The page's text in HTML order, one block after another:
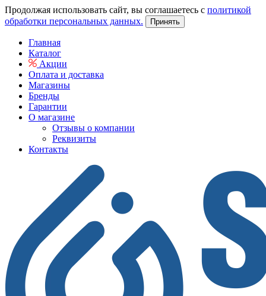
Продолжая использовать сайт, вы соглашаетесь с политикой
обработки персональных данных.
Принять
Главная
Каталог
Акции
Оплата и доставка
Магазины
Бренды
Гарантии
О магазине
Отзывы о компании
Реквизиты
Контакты